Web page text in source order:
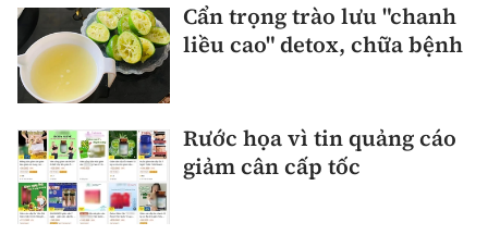
Cẩn trọng trào lưu "chanh
liều cao" detox, chữa bệnh
Rước họa vì tin quảng cáo
giảm cân cấp tốc